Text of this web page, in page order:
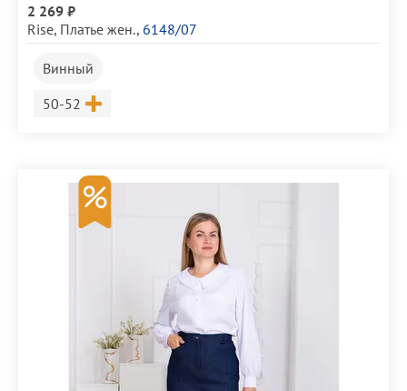
2 269 ₽
Rise, Платье жен., 6148/07
Винный
Размер
50-52